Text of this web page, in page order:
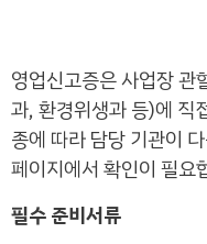
영업신고증은 사업장 관
과, 환경위생과 등)에 직
종에 따라 담당 기관이
페이지에서 확인이 필요
필수 준비서류